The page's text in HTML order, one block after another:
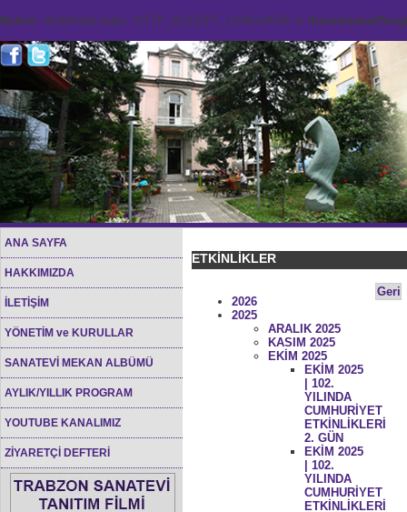
Notice: Undefined index: HTTP_ACCEPT_LANGUAGE in /home/
ANA SAYFA
HAKKIMIZDA
İLETİŞİM
YÖNETİM ve KURULLAR
SANATEVİ MEKAN ALBÜMÜ
AYLIK/YILLIK PROGRAM
YOUTUBE KANALIMIZ
ZİYARETÇİ DEFTERİ
ETKİNLİKLER
Geri
2026
2025
ARALIK 2025
KASIM 2025
EKİM 2025
EKİM 2025
| 102.
YILINDA
CUMHURİYET
ETKİNLİKLERİ
2. GÜN
EKİM 2025
| 102.
YILINDA
CUMHURİYET
ETKİNLİKLERİ